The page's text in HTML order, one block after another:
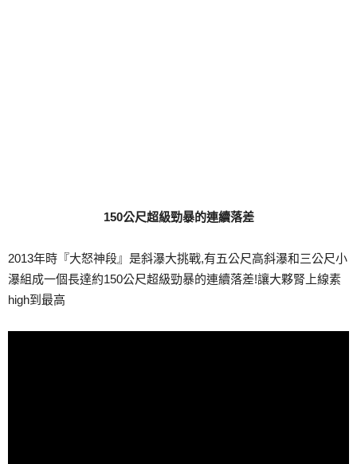
150公尺超級勁暴的連續落差
2013年時『大怒神段』是斜瀑大挑戰,有五公尺高斜瀑和三公尺小
瀑組成一個長達約150公尺超級勁暴的連續落差!讓大夥腎上線素
high到最高